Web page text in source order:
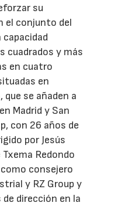
su
el conjunto del
capacidad
cuadrados y más
en cuatro
en
que se añaden a
Madrid y San
con 26 años de
por Jesús
Redondo
consejero
y RZ Group y
dirección en la